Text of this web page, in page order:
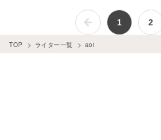
1 2
TOP ライター一覧 aoi